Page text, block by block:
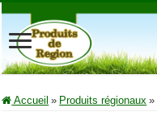
Accueil » Produits régionaux »